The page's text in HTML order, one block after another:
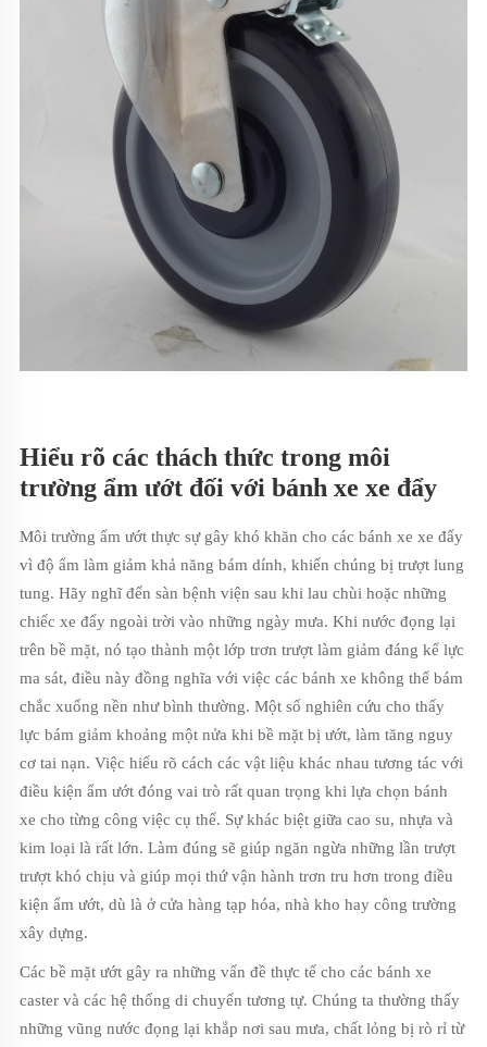
Hiểu rõ các thách thức trong môi
trường ẩm ướt đối với bánh xe xe đẩy
Môi trường ẩm ướt thực sự gây khó khăn cho các bánh xe xe đẩy
vì độ ẩm làm giảm khả năng bám dính, khiến chúng bị trượt lung
tung. Hãy nghĩ đến sàn bệnh viện sau khi lau chùi hoặc những
chiếc xe đẩy ngoài trời vào những ngày mưa. Khi nước đọng lại
trên bề mặt, nó tạo thành một lớp trơn trượt làm giảm đáng kể lực
ma sát, điều này đồng nghĩa với việc các bánh xe không thể bám
chắc xuống nền như bình thường. Một số nghiên cứu cho thấy
lực bám giảm khoảng một nửa khi bề mặt bị ướt, làm tăng nguy
cơ tai nạn. Việc hiểu rõ cách các vật liệu khác nhau tương tác với
điều kiện ẩm ướt đóng vai trò rất quan trọng khi lựa chọn bánh
xe cho từng công việc cụ thể. Sự khác biệt giữa cao su, nhựa và
kim loại là rất lớn. Làm đúng sẽ giúp ngăn ngừa những lần trượt
trượt khó chịu và giúp mọi thứ vận hành trơn tru hơn trong điều
kiện ẩm ướt, dù là ở cửa hàng tạp hóa, nhà kho hay công trường
xây dựng.
Các bề mặt ướt gây ra những vấn đề thực tế cho các bánh xe
caster và các hệ thống di chuyển tương tự. Chúng ta thường thấy
những vũng nước đọng lại khắp nơi sau mưa, chất lỏng bị rò rỉ từ